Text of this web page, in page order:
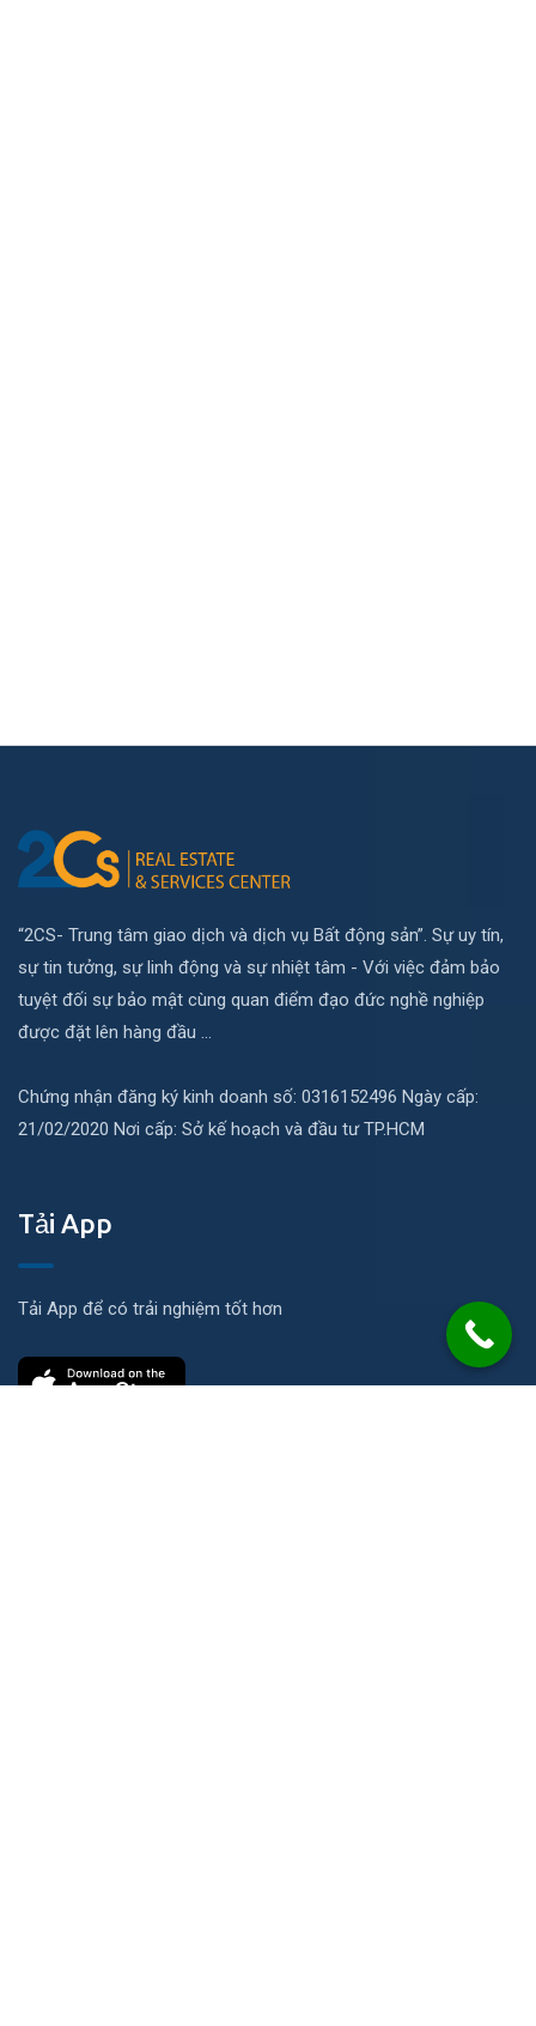
“2CS- Trung tâm giao dịch và dịch vụ Bất động sản”. Sự uy tín,
sự tin tưởng, sự linh động và sự nhiệt tâm - Với việc đảm bảo
tuyệt đối sự bảo mật cùng quan điểm đạo đức nghề nghiệp
được đặt lên hàng đầu ...
Chứng nhận đăng ký kinh doanh số: 0316152496 Ngày cấp:
21/02/2020 Nơi cấp: Sở kế hoạch và đầu tư TP.HCM
Tải App
Tải App để có trải nghiệm tốt hơn